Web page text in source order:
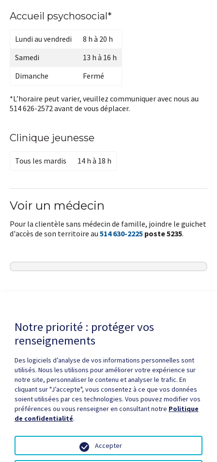
Accueil psychosocial*
Lundi au vendredi
8 h à 20 h
Samedi
13 h à 16 h
Dimanche
Fermé
*L’horaire peut varier, veuillez communiquer avec nous au
514 626-2572 avant de vous déplacer.
Clinique jeunesse
Tous les mardis 14 h à 18 h
Voir un médecin
Pour la clientèle sans médecin de famille, joindre le guichet
d'accès de son territoire au 514 630-2225 poste 5235.
Politique de confidentialité
Droits d'auteur / autorisation
Zone partenaires
Médias Plan du site
Notre priorité : protéger vos
renseignements
Des logiciels d’analyse de vos informations personnelles sont
utilisés. Nous les utilisons pour améliorer votre expérience sur
notre site, personnaliser le contenu et analyser le trafic. En
cliquant sur "J’accepte", vous consentez à ce que vos données
soient utilisées par ces technologies. Vous pouvez modifier vos
préférences ou vous renseigner en consultant notre Politique
de confidentialité.
Accepter